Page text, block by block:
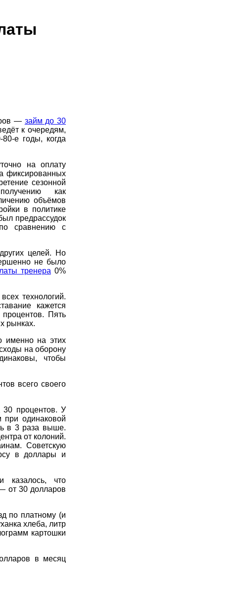
— займ до 30
к очередям,
е годы, когда
на оплату
фиксированных
сезонной
как
объёмов
в политике
предрассудок
сравнению с
целей. Но
не было
тренера 0%
технологий.
кажется
Пять
рынках.
именно на этих
на оборону
чтобы
всего своего
30 процентов. У
при одинаковой
в 3 раза выше.
от колоний.
Советскую
в доллары и
казалось, что
от 30 долларов
по платному (и
хлеба, литр
картошки
в месяц